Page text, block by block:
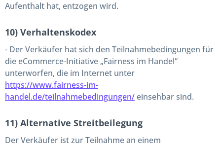
Aufenthalt hat, entzogen wird.
10) Verhaltenskodex
- Der Verkäufer hat sich den Teilnahmebedingungen für
die eCommerce-Initiative „Fairness im Handel“
unterworfen, die im Internet unter
https://www.fairness-im-
handel.de/teilnahmebedingungen/ einsehbar sind.
11) Alternative Streitbeilegung
Der Verkäufer ist zur Teilnahme an einem